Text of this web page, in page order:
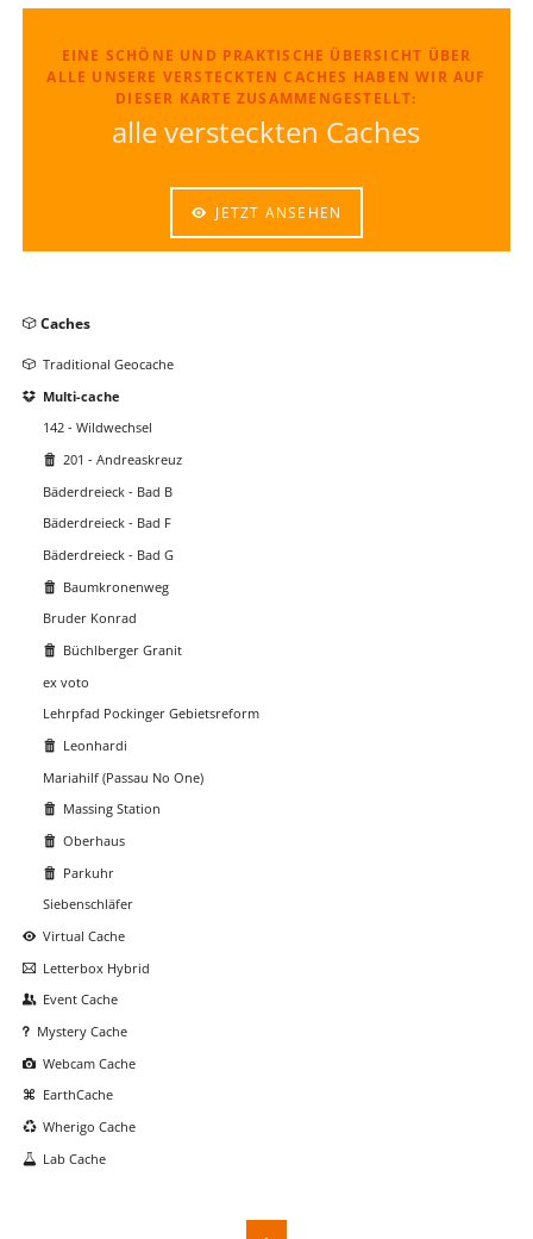
EINE SCHÖNE UND PRAKTISCHE ÜBERSICHT ÜBER
ALLE UNSERE VERSTECKTEN CACHES HABEN WIR AUF
DIESER KARTE ZUSAMMENGESTELLT:
alle versteckten Caches
JETZT ANSEHEN
Navigation
Caches
Traditional Geocache
Multi-cache
142 - Wildwechsel
201 - Andreaskreuz
Bäderdreieck - Bad B
Bäderdreieck - Bad F
Bäderdreieck - Bad G
Baumkronenweg
Bruder Konrad
Büchlberger Granit
ex voto
Lehrpfad Pockinger Gebietsreform
Leonhardi
Mariahilf (Passau No One)
Massing Station
Oberhaus
Parkuhr
Siebenschläfer
Virtual Cache
Letterbox Hybrid
Event Cache
Mystery Cache
Webcam Cache
EarthCache
Wherigo Cache
Lab Cache